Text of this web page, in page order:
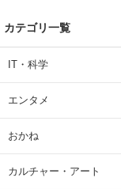
カテゴリ一覧
IT・科学
エンタメ
おかね
カルチャー・アート